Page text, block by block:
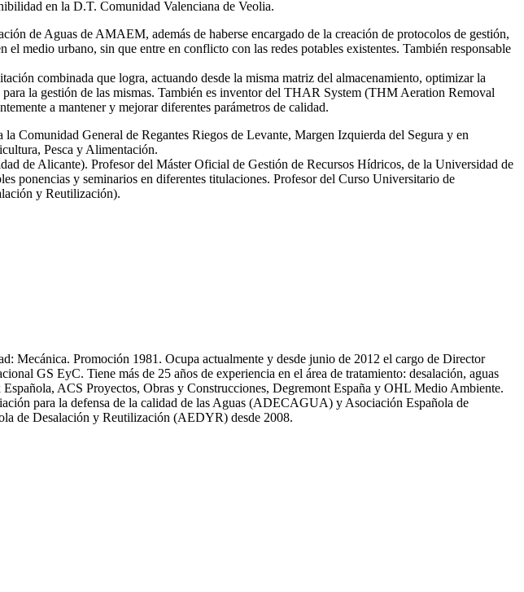
en la D.T. Comunidad Valenciana de Veolia.
de Aguas de AMAEM, además de haberse encargado de la creación de protocolos de gestión,
medio urbano, sin que entre en conflicto con las redes potables existentes. También responsable
combinada que logra, actuando desde la misma matriz del almacenamiento, optimizar la
la gestión de las mismas. También es inventor del THAR System (THM Aeration Removal
a mantener y mejorar diferentes parámetros de calidad.
Comunidad General de Regantes Riegos de Levante, Margen Izquierda del Segura y en
Pesca y Alimentación.
de Alicante). Profesor del Máster Oficial de Gestión de Recursos Hídricos, de la Universidad de
ponencias y seminarios en diferentes titulaciones. Profesor del Curso Universitario de
y Reutilización).
Mecánica. Promoción 1981. Ocupa actualmente y desde junio de 2012 el cargo de Director
GS EyC. Tiene más de 25 años de experiencia en el área de tratamiento: desalación, aguas
ACS Proyectos, Obras y Construcciones, Degremont España y OHL Medio Ambiente.
para la defensa de la calidad de las Aguas (ADECAGUA) y Asociación Española de
de Desalación y Reutilización (AEDYR) desde 2008.